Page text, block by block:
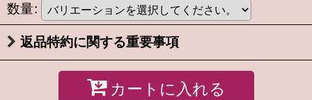
数量:
返品特約に関する重要事項
カートに入れる